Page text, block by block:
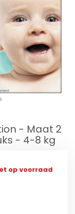
- Maat 2
- 4-8 kg
op voorraad